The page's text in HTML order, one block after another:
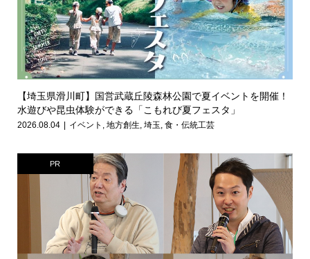
【埼玉県滑川町】国営武蔵丘陵森林公園で夏イベントを開催！
水遊びや昆虫体験ができる「こもれび夏フェスタ」
2026.08.04 イベント , 地方創生, 埼玉, 食・伝統工芸
PR